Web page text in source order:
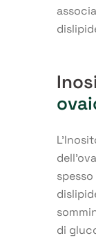
di